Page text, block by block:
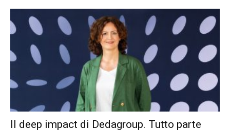
Il deep impact di Dedagroup. Tutto parte